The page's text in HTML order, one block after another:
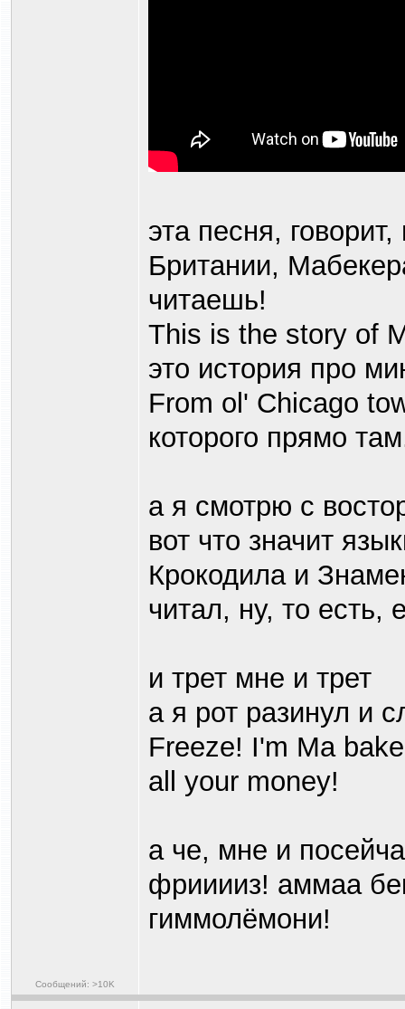
Сообщений: >10K
эта песня,
Британии,
читаешь!
This is the story of
это история про
From ol' Chicago
которого прямо
а я смотрю с
вот что значит
Крокодила и
читал, ну, то
и трет мне и трет
а я рот разинул и
Freeze! I'm Ma
all your money!
а че, мне и
фрииииз! аммаа
гиммолёмони!